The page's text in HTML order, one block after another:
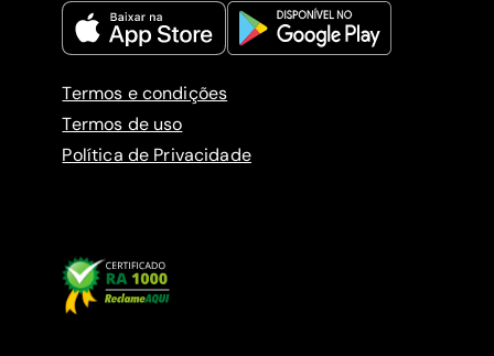
Termos e condições
Termos de uso
Política de Privacidade